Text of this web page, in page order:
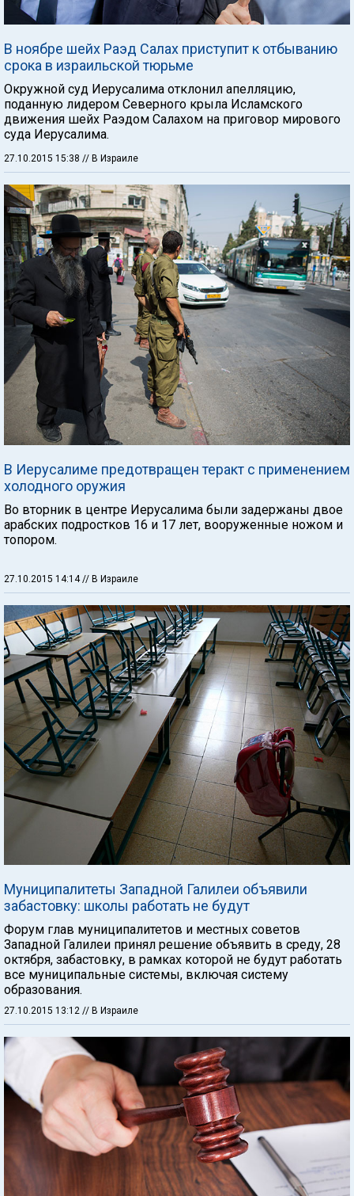
В ноябре шейх Раэд Салах приступит к отбыванию
срока в израильской тюрьме
Окружной суд Иерусалима отклонил апелляцию,
поданную лидером Северного крыла Исламского
движения шейх Раэдом Салахом на приговор мирового
суда Иерусалима.
27.10.2015 15:38 // В Израиле
В Иерусалиме предотвращен теракт с применением
холодного оружия
Во вторник в центре Иерусалима были задержаны двое
арабских подростков 16 и 17 лет, вооруженные ножом и
топором.
27.10.2015 14:14 // В Израиле
Муниципалитеты Западной Галилеи объявили
забастовку: школы работать не будут
Форум глав муниципалитетов и местных советов
Западной Галилеи принял решение объявить в среду, 28
октября, забастовку, в рамках которой не будут работать
все муниципальные системы, включая систему
образования.
27.10.2015 13:12 // В Израиле